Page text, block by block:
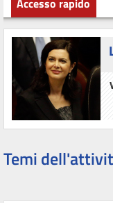
Accesso rapido
Temi